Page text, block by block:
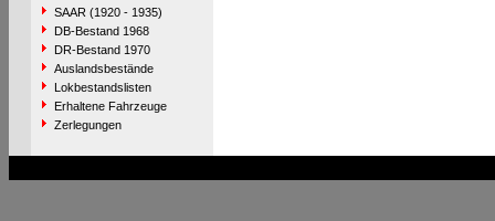
SAAR (1920 - 1935)
DB-Bestand 1968
DR-Bestand 1970
Auslandsbestände
Lokbestandslisten
Erhaltene Fahrzeuge
Zerlegungen